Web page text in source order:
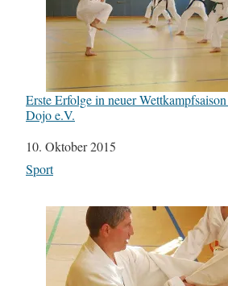
Erste Erfolge in neuer
Dojo e.V.
Datum
10. Oktober 2015
In Bezug auf
Sport